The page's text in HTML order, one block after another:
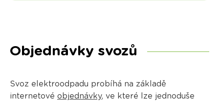
Objednávky svozů
Svoz elektroodpadu probíhá na základě
internetové objednávky, ve které lze jednoduše